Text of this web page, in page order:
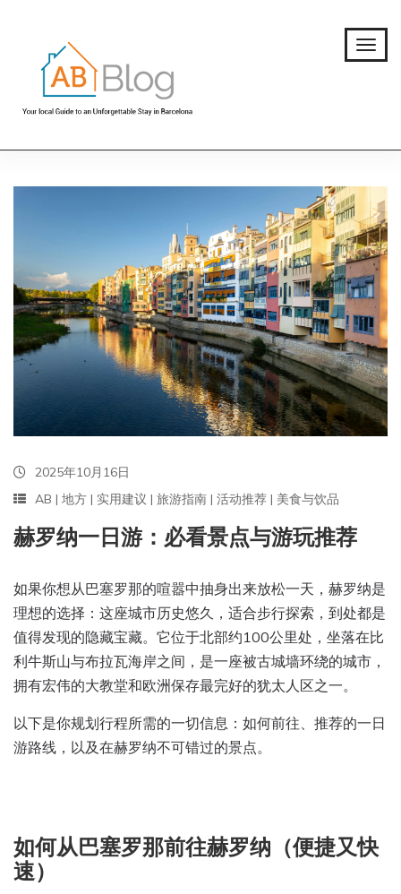
2025年10月16日
AB | 地方 | 实用建议 | 旅游指南 | 活动推荐 | 美食与饮品
赫罗纳一日游：必看景点与游玩推荐
如果你想从巴塞罗那的喧嚣中抽身出来放松一天，赫罗纳是
理想的选择：这座城市历史悠久，适合步行探索，到处都是
值得发现的隐藏宝藏。它位于北部约100公里处，坐落在比
利牛斯山与布拉瓦海岸之间，是一座被古城墙环绕的城市，
拥有宏伟的大教堂和欧洲保存最完好的犹太人区之一。
以下是你规划行程所需的一切信息：如何前往、推荐的一日
游路线，以及在赫罗纳不可错过的景点。
如何从巴塞罗那前往赫罗纳（便捷又快
速）